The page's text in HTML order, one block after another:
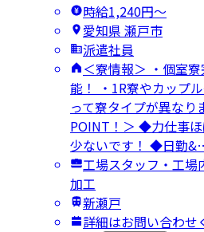
時給1,240円〜
愛知県 瀬戸市
派遣社員
＜寮情報＞ ・個室
能！ ・1R寮やカップ
って寮タイプが異なり
POINT！＞ ◆力仕事
少ないです！ ◆日勤
工場スタッフ・工場
加工
新瀬戸
詳細はお問い合わせ